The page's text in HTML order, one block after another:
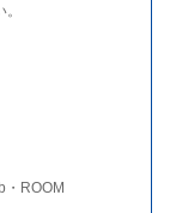
・ROOM